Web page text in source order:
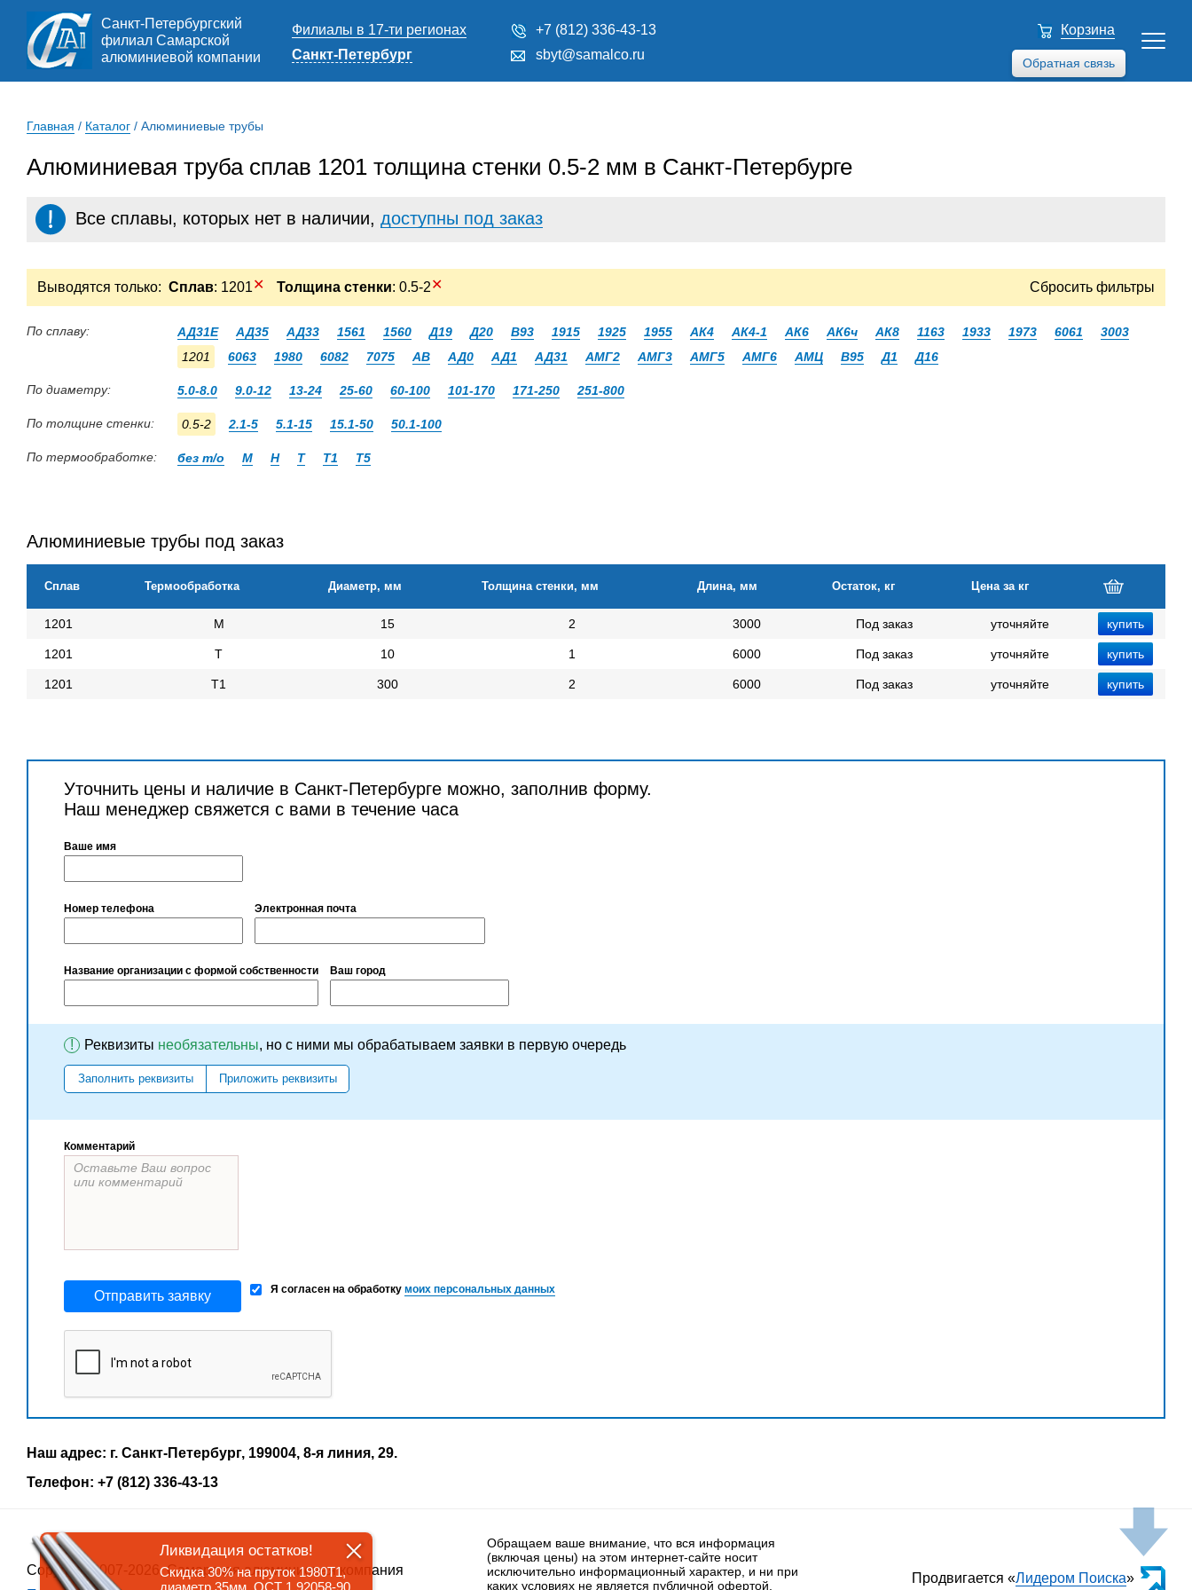
Санкт-Петербургский
филиал Самарской
алюминиевой компании
Филиалы в 17-ти регионах
Санкт-Петербург
+7 (812) 336-43-13
sbyt@samalco.ru
Обратная связь
Корзина
Главная / Каталог / Алюминиевые трубы
Алюминиевая труба сплав 1201 толщина стенки 0.5-2 мм в Санкт-Петербурге
Все сплавы, которых нет в наличии, доступны под заказ
Выводятся только: Сплав: 1201✕ Толщина стенки: 0.5-2✕ Сбросить фильтры
По сплаву: АД31Е АД35 АД33 1561 1560 Д19 Д20 В93 1915 1925 1955 АК4 АК4-1 АК6 АК6ч АК8 1163 1933 1973 6061
3003
1201
6063 1980 6082 7075 АВ АД0 АД1 АД31 АМГ2 АМГ3 АМГ5 АМГ6 АМЦ В95 Д1 Д16
По диаметру: 5.0-8.0 9.0-12 13-24 25-60 60-100 101-170 171-250 251-800
По толщине стенки: 0.5-2 2.1-5 5.1-15 15.1-50 50.1-100
По термообработке: без т/о М Н Т Т1 Т5
Алюминиевые трубы под заказ
Сплав Термообработка Диаметр, мм Толщина стенки, мм Длина, мм Остаток, кг Цена за кг
1201 М 15 2 3000 Под заказ уточняйте
1201 Т 10 1 6000 Под заказ уточняйте
1201 Т1 300 2 6000 Под заказ уточняйте
Уточнить цены и наличие в Санкт-Петербурге можно, заполнив форму.
Наш менеджер свяжется с вами в течение часа
Ваше имя
Номер телефона Электронная почта
Название организации с формой собственности Ваш город
! Реквизиты необязательны, но с ними мы обрабатываем заявки в первую очередь
Заполнить реквизиты Приложить реквизиты
Комментарий
Отправить заявку Я согласен на обработку моих персональных данных
Наш адрес: г. Санкт-Петербург, 199004, 8-я линия, 29.
Телефон: +7 (812) 336-43-13
Copyrigth 2007-2026, Самарская алюминиевая компания
Обращаем ваше внимание, что вся информация
(включая цены) на этом интернет-сайте носит
исключительно информационный характер, и ни при
каких условиях не является публичной офертой,
Продвигается «Лидером Поиска»
Ликвидация остатков!
Скидка 30% на пруток 1980Т1,
диаметр 35мм, ОСТ 1 92058-90